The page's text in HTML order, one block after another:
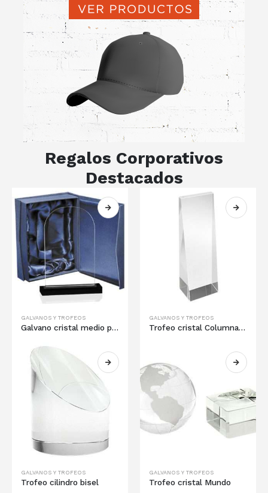
Regalos Corporativos
Destacados
GALVANOS Y TROFEOS
Galvano cristal medio punto
GALVANOS Y TROFEOS
Trofeo cristal Columna torre
GALVANOS Y TROFEOS
Trofeo cilindro bisel
GALVANOS Y TROFEOS
Trofeo cristal Mundo